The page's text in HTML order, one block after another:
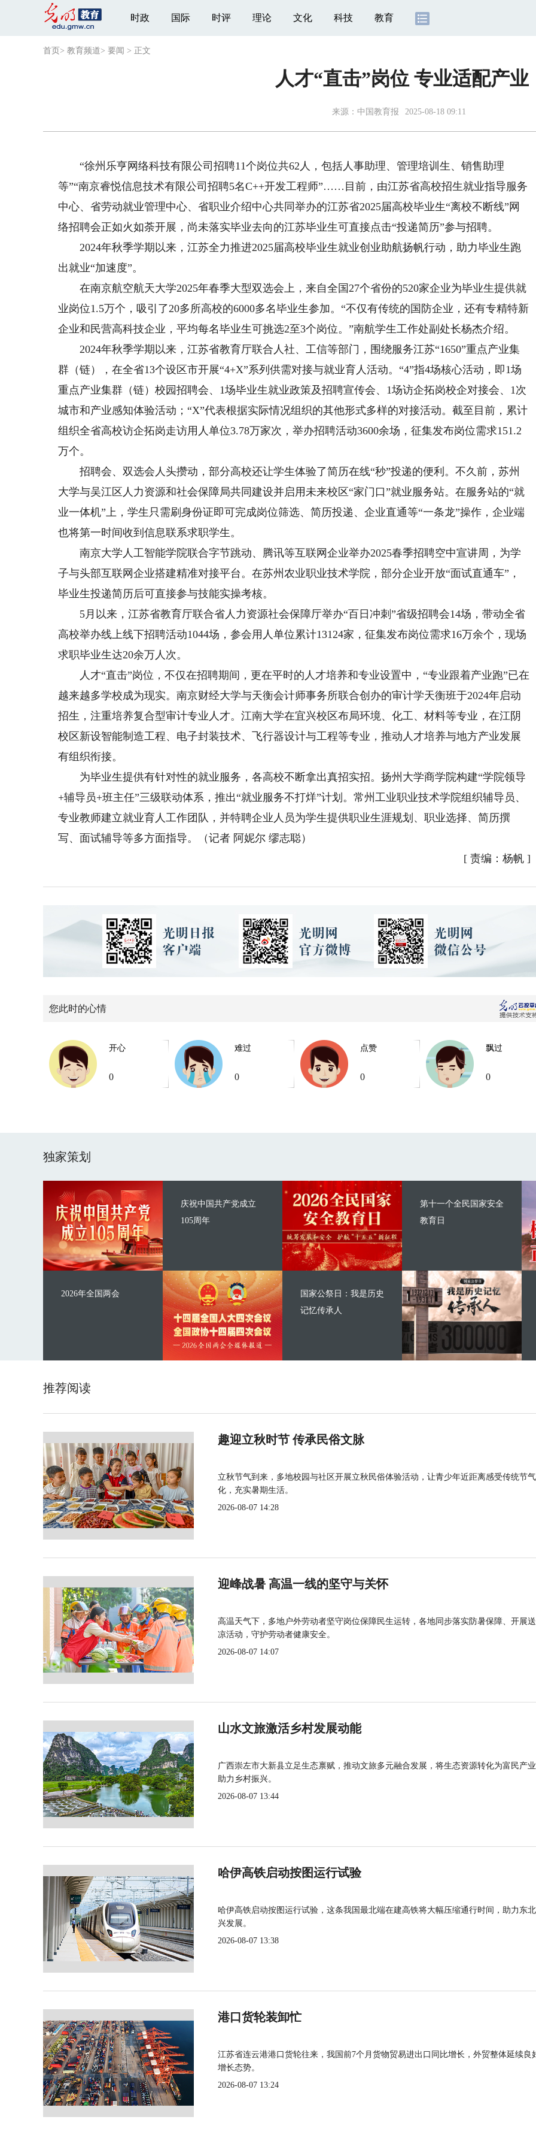
时政 国际 时评 理论 文化 科技 教育
首页 > 教育频道> 要闻 > 正文
人才“直击”岗位 专业适配产业
来源： 中国教育报 2025-08-18 09:11
“徐州乐亨网络科技有限公司招聘11个岗位共62人，包括人事助理、管理培训生、销售助理
等”“南京睿悦信息技术有限公司招聘5名C++开发工程师”……目前，由江苏省高校招生就业指导服务
中心、省劳动就业管理中心、省职业介绍中心共同举办的江苏省2025届高校毕业生“离校不断线”网
络招聘会正如火如荼开展，尚未落实毕业去向的江苏毕业生可直接点击“投递简历”参与招聘。
2024年秋季学期以来，江苏全力推进2025届高校毕业生就业创业助航扬帆行动，助力毕业生跑
出就业“加速度”。
在南京航空航天大学2025年春季大型双选会上，来自全国27个省份的520家企业为毕业生提供就
业岗位1.5万个，吸引了20多所高校的6000多名毕业生参加。“不仅有传统的国防企业，还有专精特新
企业和民营高科技企业，平均每名毕业生可挑选2至3个岗位。”南航学生工作处副处长杨杰介绍。
2024年秋季学期以来，江苏省教育厅联合人社、工信等部门，围绕服务江苏“1650”重点产业集
群（链），在全省13个设区市开展“4+X”系列供需对接与就业育人活动。“4”指4场核心活动，即1场
重点产业集群（链）校园招聘会、1场毕业生就业政策及招聘宣传会、1场访企拓岗校企对接会、1次
城市和产业感知体验活动；“X”代表根据实际情况组织的其他形式多样的对接活动。截至目前，累计
组织全省高校访企拓岗走访用人单位3.78万家次，举办招聘活动3600余场，征集发布岗位需求151.2
万个。
招聘会、双选会人头攒动，部分高校还让学生体验了简历在线“秒”投递的便利。不久前，苏州
大学与吴江区人力资源和社会保障局共同建设并启用未来校区“家门口”就业服务站。在服务站的“就
业一体机”上，学生只需刷身份证即可完成岗位筛选、简历投递、企业直通等“一条龙”操作，企业端
也将第一时间收到信息联系求职学生。
南京大学人工智能学院联合字节跳动、腾讯等互联网企业举办2025春季招聘空中宣讲周，为学
子与头部互联网企业搭建精准对接平台。在苏州农业职业技术学院，部分企业开放“面试直通车”，
毕业生投递简历后可直接参与技能实操考核。
5月以来，江苏省教育厅联合省人力资源社会保障厅举办“百日冲刺”省级招聘会14场，带动全省
高校举办线上线下招聘活动1044场，参会用人单位累计13124家，征集发布岗位需求16万余个，现场
求职毕业生达20余万人次。
人才“直击”岗位，不仅在招聘期间，更在平时的人才培养和专业设置中，“专业跟着产业跑”已在
越来越多学校成为现实。南京财经大学与天衡会计师事务所联合创办的审计学天衡班于2024年启动
招生，注重培养复合型审计专业人才。江南大学在宜兴校区布局环境、化工、材料等专业，在江阴
校区新设智能制造工程、电子封装技术、飞行器设计与工程等专业，推动人才培养与地方产业发展
有组织衔接。
为毕业生提供有针对性的就业服务，各高校不断拿出真招实招。扬州大学商学院构建“学院领导
+辅导员+班主任”三级联动体系，推出“就业服务不打烊”计划。常州工业职业技术学院组织辅导员、
专业教师建立就业育人工作团队，并特聘企业人员为学生提供职业生涯规划、职业选择、简历撰
写、面试辅导等多方面指导。（记者 阿妮尔 缪志聪）
[ 责编：杨帆 ]
您此时的心情
开心
0
难过
0
点赞
0
飘过
0
独家策划
庆祝中国共产党成立
105周年
2026年全国两会
第十一个全民国家安全
教育日
国家公祭日：我是历史
记忆传承人
推荐阅读
趣迎立秋时节 传承民俗文脉
立秋节气到来，多地校园与社区开展立秋民俗体验活动，让青少年近距离感受传统节
化，充实暑期生活。
2026-08-07 14:28
迎峰战暑 高温一线的坚守与关怀
高温天气下，多地户外劳动者坚守岗位保障民生运转，各地同步落实防暑保障、开展
凉活动，守护劳动者健康安全。
2026-08-07 14:07
山水文旅激活乡村发展动能
广西崇左市大新县立足生态禀赋，推动文旅多元融合发展，将生态资源转化为富民产
助力乡村振兴。
2026-08-07 13:44
哈伊高铁启动按图运行试验
哈伊高铁启动按图运行试验，这条我国最北端在建高铁将大幅压缩通行时间，助力东
兴发展。
2026-08-07 13:38
港口货轮装卸忙
江苏省连云港港口货轮往来，我国前7个月货物贸易进出口同比增长，外贸整体延续良
增长态势。
2026-08-07 13:24